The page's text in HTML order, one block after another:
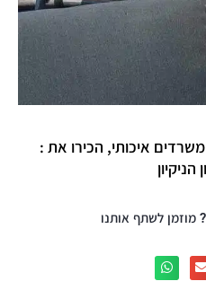
משרדים איכותי, הכירו את :
לשתף אותנו